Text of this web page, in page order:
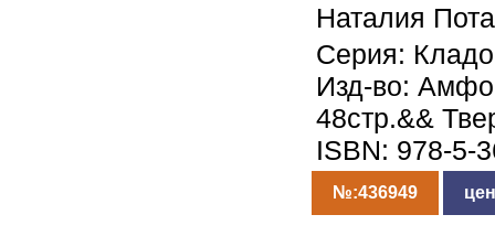
Наталия
Серия:
Изд-во:
48стр.&&
ISBN: 978-5-
№:436949